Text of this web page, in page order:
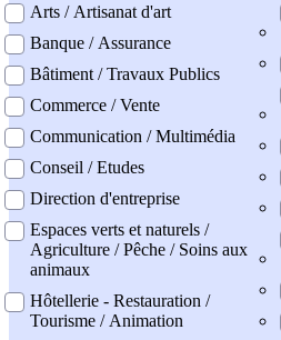
Arts / Artisanat d'art
Banque / Assurance
Bâtiment / Travaux Publics
Commerce / Vente
Communication / Multimédia
Conseil / Etudes
Direction d'entreprise
Espaces verts et naturels /
Agriculture / Pêche / Soins aux
animaux
Hôtellerie - Restauration /
Tourisme / Animation